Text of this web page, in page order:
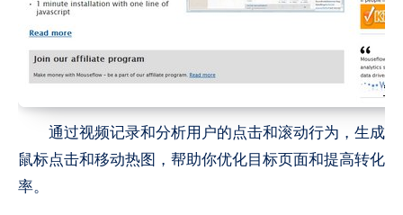
通过视频记录和分析用户的点击和滚动行为，生成
鼠标点击和移动热图，帮助你优化目标页面和提高转化
率。